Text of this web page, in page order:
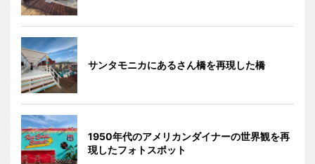
サンタモニカにあるさん橋を再現した橋
1950年代のアメリカンダイナーの世界観を再
現したフォトスポット